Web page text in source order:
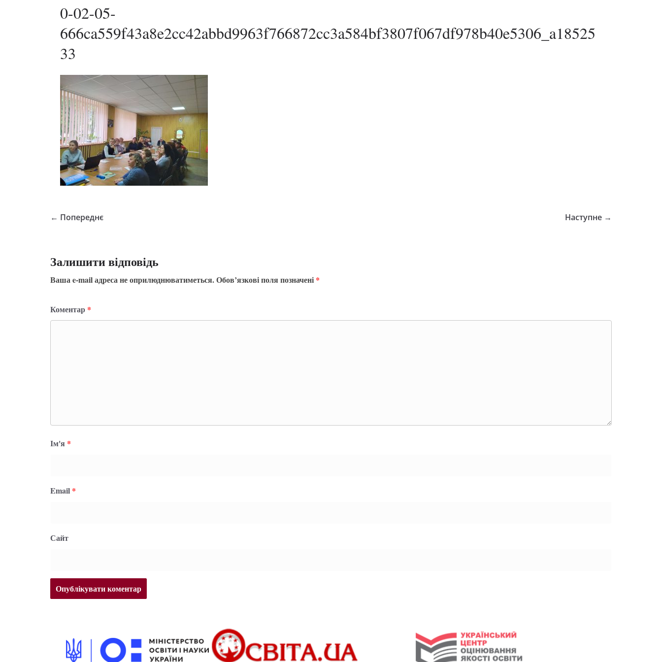
0-02-05-
666ca559f43a8e2cc42abbd9963f766872cc3a584bf3807f067df978b40e5306_a18525
33
← Попереднє Наступне →
Залишити відповідь
Ваша e-mail адреса не оприлюднюватиметься.Обов’язкові поля позначені *
Коментар *
Ім'я *
Email *
Сайт